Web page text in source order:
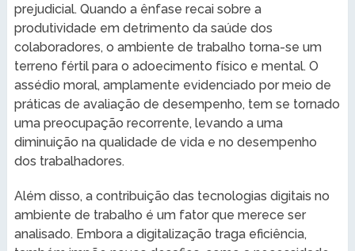
prejudicial. Quando a ênfase recai sobre a
produtividade em detrimento da saúde dos
colaboradores, o ambiente de trabalho torna-se um
terreno fértil para o adoecimento físico e mental. O
assédio moral, amplamente evidenciado por meio de
práticas de avaliação de desempenho, tem se tornado
uma preocupação recorrente, levando a uma
diminuição na qualidade de vida e no desempenho
dos trabalhadores.
Além disso, a contribuição das tecnologias digitais no
ambiente de trabalho é um fator que merece ser
analisado. Embora a digitalização traga eficiência,